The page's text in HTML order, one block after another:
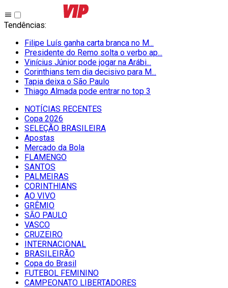
Tendências:
Filipe Luís ganha carta branca no M...
Presidente do Remo solta o verbo ap...
Vinícius Júnior pode jogar na Arábi...
Corinthians tem dia decisivo para M...
Tapia deixa o São Paulo
Thiago Almada pode entrar no top 3
NOTÍCIAS RECENTES
Copa 2026
SELEÇÃO BRASILEIRA
Apostas
Mercado da Bola
FLAMENGO
SANTOS
PALMEIRAS
CORINTHIANS
AO VIVO
GRÊMIO
SĀO PAULO
VASCO
CRUZEIRO
INTERNACIONAL
BRASILEIRÃO
Copa do Brasil
FUTEBOL FEMININO
CAMPEONATO LIBERTADORES